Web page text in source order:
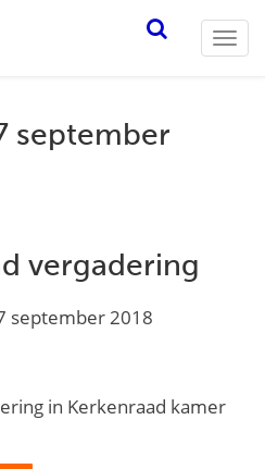
september
vergadering
september 2018
in Kerkenraad kamer